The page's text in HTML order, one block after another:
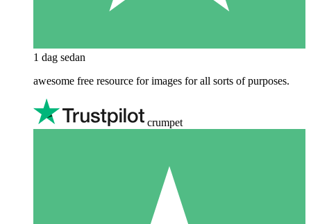
1 dag sedan
awesome free resource for images for all sorts of purposes.
crumpet